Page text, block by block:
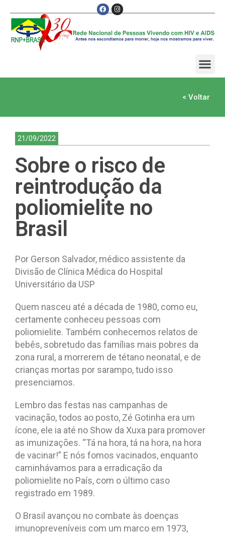
< Voltar
21/09/2022
Sobre o risco de
reintrodução da
poliomielite no
Brasil
Por Gerson Salvador, médico assistente da
Divisão de Clínica Médica do Hospital
Universitário da USP
Quem nasceu até a década de 1980, como eu,
certamente conheceu pessoas com
poliomielite. Também conhecemos relatos de
bebês, sobretudo das famílias mais pobres da
zona rural, a morrerem de tétano neonatal, e de
crianças mortas por sarampo, tudo isso
presenciamos.
Lembro das festas nas campanhas de
vacinação, todos ao posto, Zé Gotinha era um
ícone, ele ia até no Show da Xuxa para promover
as imunizações. “Tá na hora, tá na hora, na hora
de vacinar!” E nós fomos vacinados, enquanto
caminhávamos para a erradicação da
poliomielite no País, com o último caso
registrado em 1989.
O Brasil avançou no combate às doenças
imunopreveníveis com um marco em 1973,